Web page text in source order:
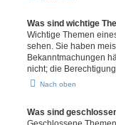
Was sind wichtige
Wichtige Themen
sehen. Sie haben
Bekanntmachungen
nicht; die
Nach oben
Was sind